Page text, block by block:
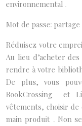
environnemental .
Mot de passe: partage
Réduisez votre
Au lieu d’acheter
rendre à votre
De plus, vous
BookCrossing et
vêtements, choisir de
main produit . Non